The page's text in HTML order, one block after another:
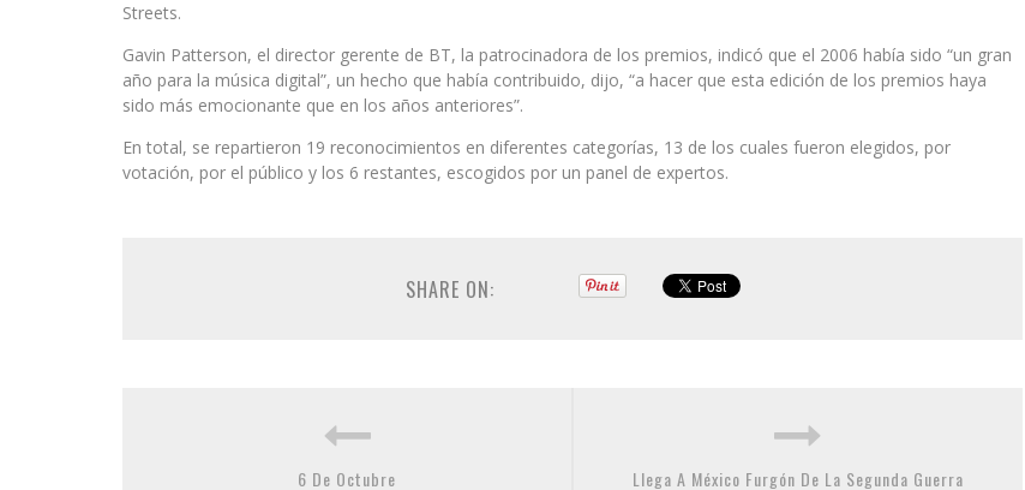
Streets.
Gavin Patterson, el director gerente de BT, la patrocinadora de los premios, indicó que el 2006 había sido “un gran
año para la música digital”, un hecho que había contribuido, dijo, “a hacer que esta edición de los premios haya
sido más emocionante que en los años anteriores”.
En total, se repartieron 19 reconocimientos en diferentes categorías, 13 de los cuales fueron elegidos, por
votación, por el público y los 6 restantes, escogidos por un panel de expertos.
SHARE ON:
6 De Octubre
Llega A México Furgón De La Segunda Guerra